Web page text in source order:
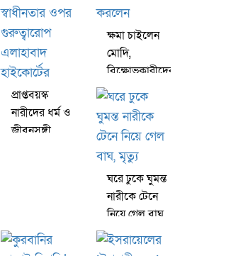
প্রাপ্তবয়স্ক
নারীদের ধর্ম ও
জীবনসঙ্গী
হাইকোর্টের
ক্ষমা চাইলেন
মোদি,
বিক্ষোভকারীদের
অপব্যবহার
ক্ষমা করলেন
ঘরে ঢুকে ঘুমন্ত
নারীকে টেনে
নিয়ে গেল বাঘ,
মৃত্যু